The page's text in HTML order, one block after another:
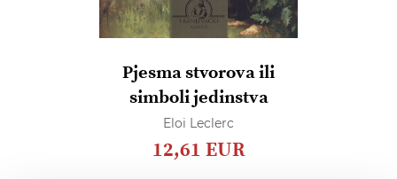
Pjesma stvorova ili
simboli jedinstva
Eloi Leclerc
12,61 EUR